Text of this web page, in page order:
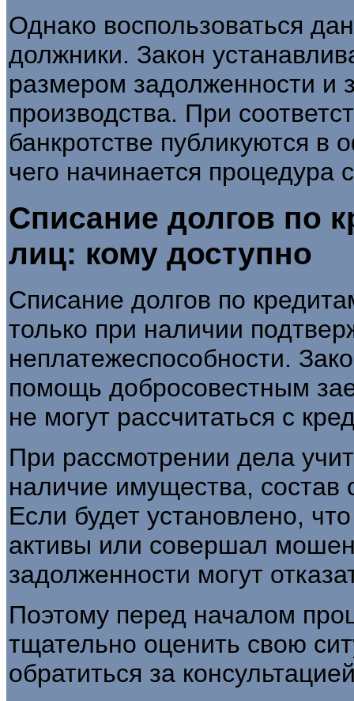
Однако воспользоваться
должники. Закон
размером задолженности и
производства. При
банкротстве публикуются
чего начинается процедура
Списание долгов по
лиц: кому доступно
Списание долгов по
только при наличии
неплатежеспособности.
помощь добросовестным
не могут рассчитаться с
При рассмотрении дела
наличие имущества, состав
Если будет установлено,
активы или совершал
задолженности могут
Поэтому перед началом
тщательно оценить свою
обратиться за